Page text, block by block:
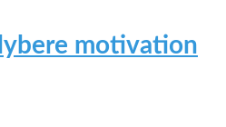
motivation